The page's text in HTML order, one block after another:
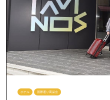
ホテル 国際通り商栄会